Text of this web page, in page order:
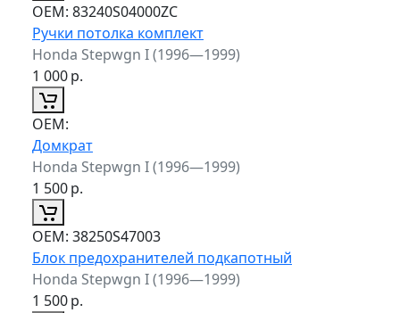
ОЕМ: 83240S04000ZC
Ручки потолка комплект
Honda Stepwgn I (1996—1999)
1 000р.
ОЕМ:
Домкрат
Honda Stepwgn I (1996—1999)
1 500р.
ОЕМ: 38250S47003
Блок предохранителей подкапотный
Honda Stepwgn I (1996—1999)
1 500р.